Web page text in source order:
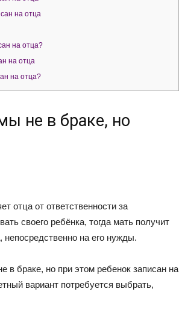
на отца
на отца?
на отца
на отца?
не в браке, но
отца от ответственности за
своего ребёнка, тогда мать получит
на его нужды.
браке, но при этом ребенок записан на
вариант потребуется выбрать,